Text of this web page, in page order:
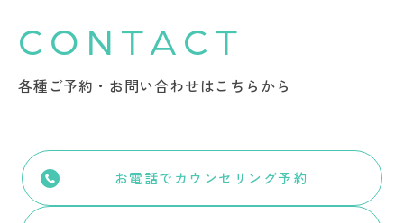
CONTACT
各種ご予約・お問い合わせはこちらから
お電話でカウンセリング予約